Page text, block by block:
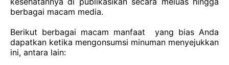
berbagai macam media.
Berikut berbagai macam manfaat yang bias Anda
dapatkan ketika mengonsumsi minuman menyejukkan
ini, antara lain: